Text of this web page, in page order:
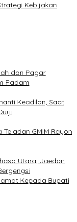
Kebijakan
dan Pagar
Padam
Keadilan, Saat
GMIM Rayon
Utara, Jaedon
Kepada Bupati